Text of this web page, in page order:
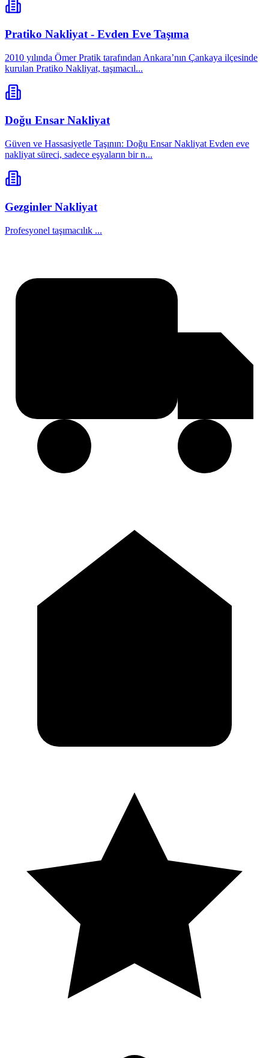
Pratiko Nakliyat - Evden Eve Taşıma
2010 yılında Ömer Pratik tarafından Ankara’nın Çankaya ilçesinde
kurulan Pratiko Nakliyat, taşımacıl...
Doğu Ensar Nakliyat
Güven ve Hassasiyetle Taşının: Doğu Ensar Nakliyat Evden eve
nakliyat süreci, sadece eşyaların bir n...
Gezginler Nakliyat
Profesyonel taşımacılık ...